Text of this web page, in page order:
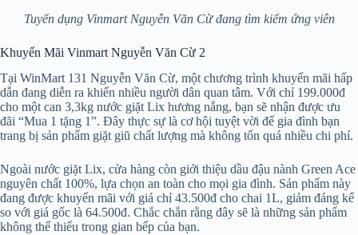
Tuyển dụng Vinmart Nguyễn Văn Cừ đang tìm kiếm ứng viên
Khuyến Mãi Vinmart Nguyễn Văn Cừ 2
Tại WinMart 131 Nguyễn Văn Cừ, một chương trình khuyến mãi hấp
dẫn đang diễn ra khiến nhiều người dân quan tâm. Với chỉ 199.000đ
cho một can 3,3kg nước giặt Lix hương nắng, bạn sẽ nhận được ưu
đãi “Mua 1 tặng 1”. Đây thực sự là cơ hội tuyệt vời để gia đình bạn
trang bị sản phẩm giặt giũ chất lượng mà không tốn quá nhiều chi phí.
Ngoài nước giặt Lix, cửa hàng còn giới thiệu dầu đậu nành Green Ace
nguyên chất 100%, lựa chọn an toàn cho mọi gia đình. Sản phẩm này
đang được khuyến mãi với giá chỉ 43.500đ cho chai 1L, giảm đáng kể
so với giá gốc là 64.500đ. Chắc chắn rằng đây sẽ là những sản phẩm
không thể thiếu trong gian bếp của bạn.